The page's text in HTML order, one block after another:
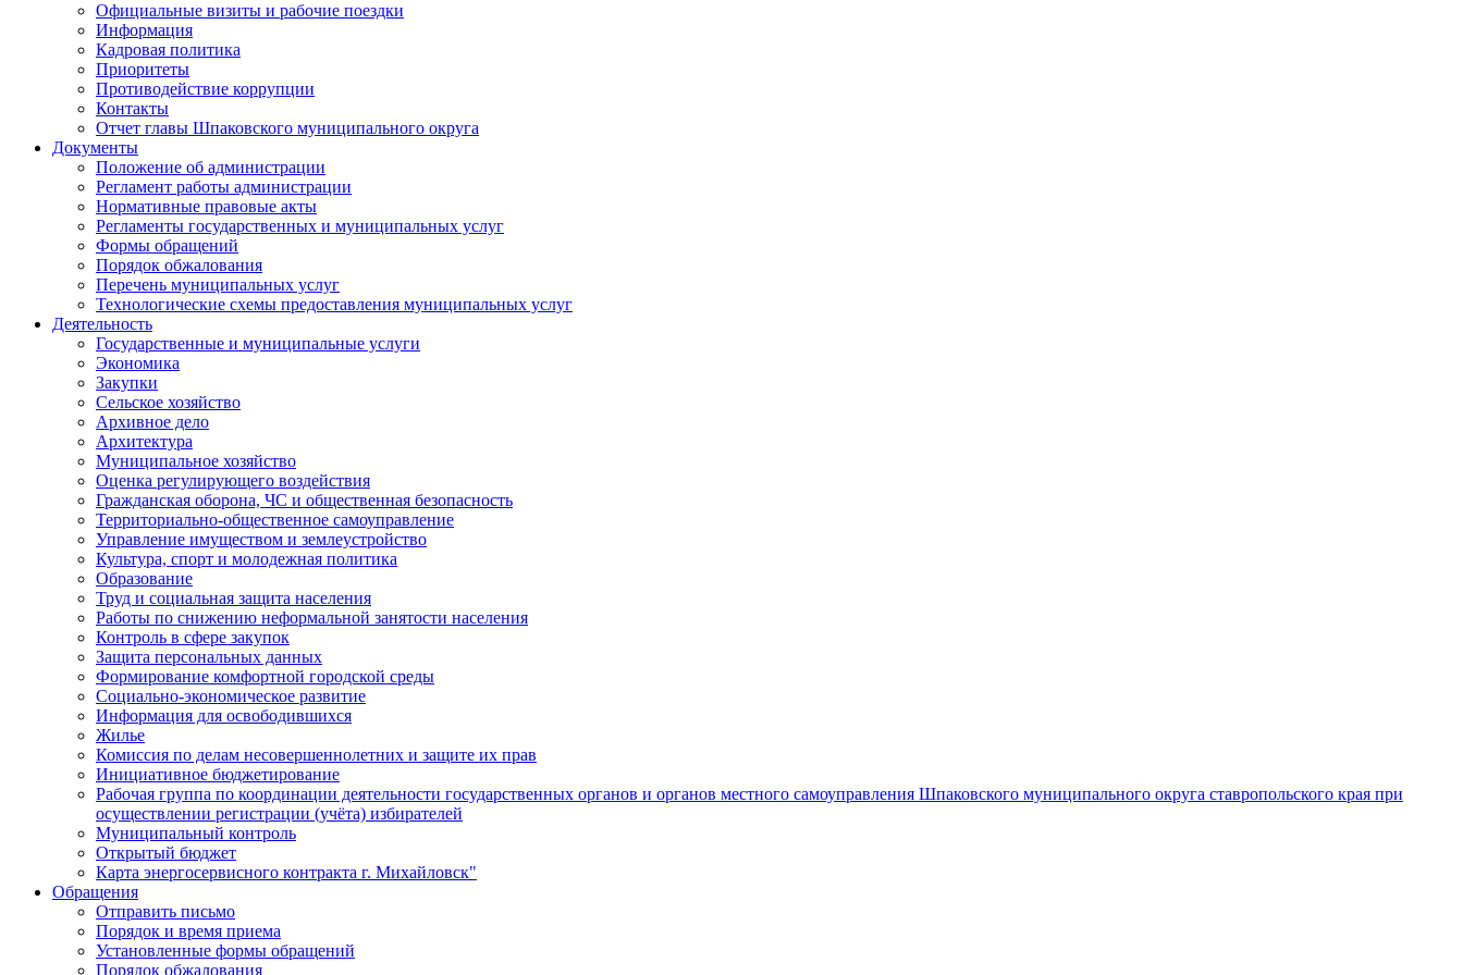
Официальные визиты и рабочие поездки
Информация
Кадровая политика
Приоритеты
Противодействие коррупции
Контакты
Отчет главы Шпаковского муниципального округа
Документы
Положение об администрации
Регламент работы администрации
Нормативные правовые акты
Регламенты государственных и муниципальных услуг
Формы обращений
Порядок обжалования
Перечень муниципальных услуг
Технологические схемы предоставления муниципальных услуг
Деятельность
Государственные и муниципальные услуги
Экономика
Закупки
Сельское хозяйство
Архивное дело
Архитектура
Муниципальное хозяйство
Оценка регулирующего воздействия
Гражданская оборона, ЧС и общественная безопасность
Территориально-общественное самоуправление
Управление имуществом и землеустройство
Культура, спорт и молодежная политика
Образование
Труд и социальная защита населения
Работы по снижению неформальной занятости населения
Контроль в сфере закупок
Защита персональных данных
Формирование комфортной городской среды
Социально-экономическое развитие
Информация для освободившихся
Жилье
Комиссия по делам несовершеннолетних и защите их прав
Инициативное бюджетирование
Рабочая группа по координации деятельности государственных органов и органов местного самоуправления Шпаковского муниципального округа ставропольского края при
осуществлении регистрации (учёта) избирателей
Муниципальный контроль
Открытый бюджет
Карта энергосервисного контракта г. Михайловск"
Обращения
Отправить письмо
Порядок и время приема
Установленные формы обращений
Порядок обжалования